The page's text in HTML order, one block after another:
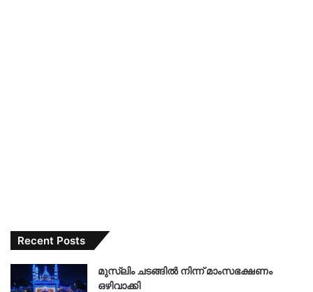
Recent Posts
മുസ്‌ലിം ചടങ്ങിൽ നിന്ന് മാംസഭക്ഷണം
ഒഴിവാക്കി